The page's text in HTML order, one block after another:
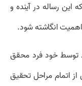
رساله در آینده و
انگاشته شود.
توسط خود فرد محقق
از اتمام مراحل تحقیق